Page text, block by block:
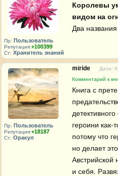
Пр: Пользователь
Репутация:+100399
Ст: Хранитель знаний
Королевы
видом на
Два
Пр: Пользователь
Репутация:+18187
Ст: Оракул
miride
Дата:
Комментарий к
Книга с
героини
потому что
но делает
Австрийской
и себя.